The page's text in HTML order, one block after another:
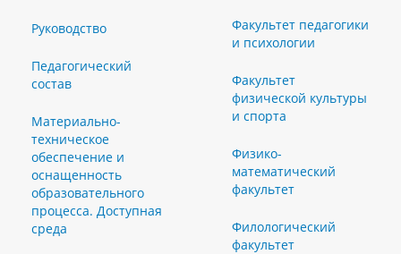
Руководство
Педагогический
состав
Материально-
техническое
обеспечение и
оснащенность
образовательного
процесса. Доступная
среда
Факультет педагогики
и психологии
Факультет
физической культуры
и спорта
Физико-
математический
факультет
Филологический
факультет